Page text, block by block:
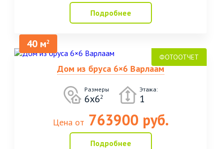
Подробнее
40 м2
Дом из бруса 6×6 Варлаам
Размеры
6x62
Этажа:
1
Цена от 763900 руб.
Подробнее